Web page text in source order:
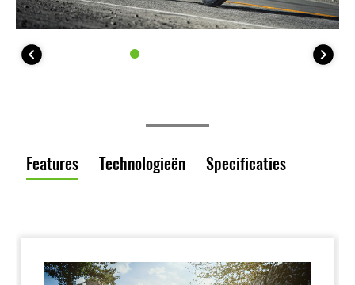
Features Technologieën Specificaties